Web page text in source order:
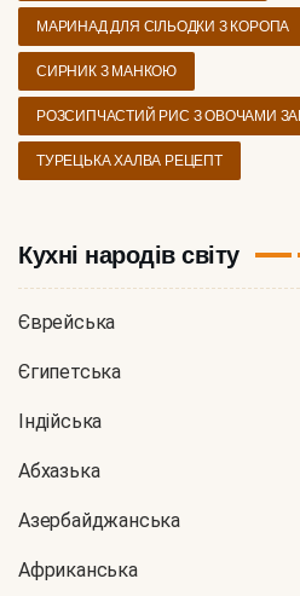
МАРИНАД ДЛЯ СІЛЬОДКИ З КОРОПА
СИРНИК З МАНКОЮ
РОЗСИПЧАСТИЙ РИС З ОВОЧАМИ
ТУРЕЦЬКА ХАЛВА РЕЦЕПТ
Кухні народів світу
Єврейська
Єгипетська
Індійська
Абхазька
Азербайджанська
Африканська